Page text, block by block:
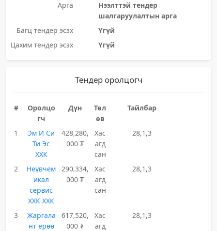
Арга
Нээлттэй тендер
шалгаруулалтын арга
Багц тендер эсэх
Үгүй
Цахим тендер эсэх
Үгүй
Тендер оролцогч
#
Оролцо
гч
Дүн
Төл
өв
Тайлбар
1
Эм И Си
Ти Эс
ХХК
428,280,
000 ₮
Хас
агд
сан
28,1,3
2
Неүвчем
икал
сервис
ХХК ХХК
290,334,
000 ₮
Хас
агд
сан
28,1,3
3
Жаргала
нт ерөө
617,520,
000 ₮
Хас
агд
28,1,3